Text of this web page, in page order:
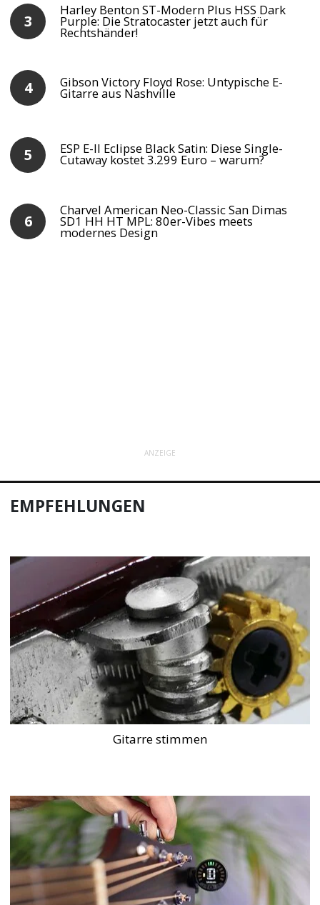
Harley Benton ST-Modern Plus HSS Dark
Purple: Die Stratocaster jetzt auch für
Rechtshänder!
Gibson Victory Floyd Rose: Untypische E-
Gitarre aus Nashville
ESP E-II Eclipse Black Satin: Diese Single-
Cutaway kostet 3.299 Euro – warum?
Charvel American Neo-Classic San Dimas
SD1 HH HT MPL: 80er-Vibes meets
modernes Design
ANZEIGE
EMPFEHLUNGEN
Gitarre stimmen